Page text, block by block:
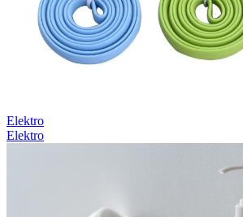
Elektro
Elektro